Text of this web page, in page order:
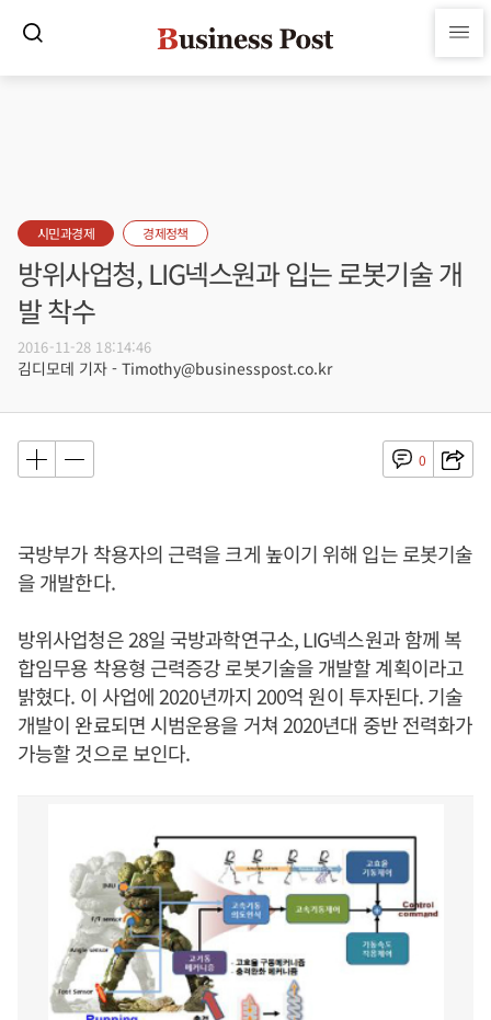
시민과경제 경제정책
방위사업청, LIG넥스원과 입는 로봇기술 개
발 착수
2016-11-28 18:14:46
김디모데 기자 - Timothy@businesspost.co.kr
0
국방부가 착용자의 근력을 크게 높이기 위해 입는 로봇기술
을 개발한다.
방위사업청은 28일 국방과학연구소, LIG넥스원과 함께 복
합임무용 착용형 근력증강 로봇기술을 개발할 계획이라고
밝혔다. 이 사업에 2020년까지 200억 원이 투자된다. 기술
개발이 완료되면 시범운용을 거쳐 2020년대 중반 전력화가
가능할 것으로 보인다.